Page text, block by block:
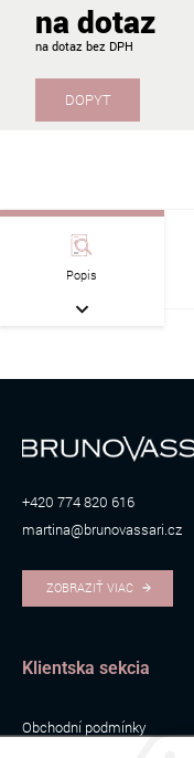
na dotaz
na dotaz
DOPYT
Popis
+420 774 820 616
martina@brunovassari.cz
ZOBRAZIŤ VIAC
Klientska sekcia
Obchodní podmínky